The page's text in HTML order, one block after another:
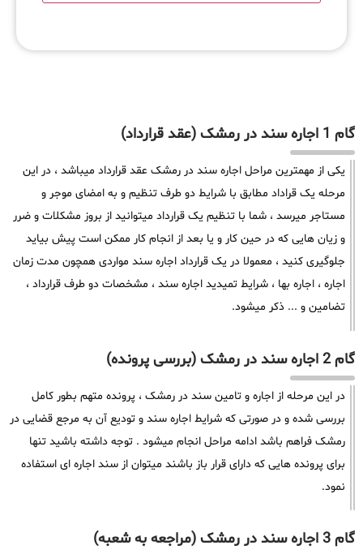
گام 1 اجاره سند در رمشک (عقد قرارداد)
یکی از مهمترین مراحل اجاره سند در رمشک عقد قرارداد میباشد ، در این
مرحله یک قراداد مطابق با شرایط دو طرف تنظیم و به امضای موجر و
مستاجر میرسد ، شما با تنظیم یک قرارداد میتوانید از بروز مشکلات و ضرر
و زیان هایی که در حین کار و یا بعد از انجام کار ممکن است پیش بیاید
جلوگیری کنید ، معمولا در یک قرارداد اجاره سند مواردی همچون مدت زمان
اجاره ، اجاره بها ، شرایط تمیدید اجاره سند ، مشخصات دو طرف قرارداد ،
تضامین و ... ذکر میشود.
گام 2 اجاره سند در رمشک (بررسی پرونده)
در این مرحله از اجاره و تامین سند در رمشک ، پرونده متهم بطور کامل
بررسی شده و در صورتی که شرایط اجاره سند و تودیع آن به مرجع قضایی در
رمشک فراهم باشد ادامه مراحل انجام میشود . توجه داشته باشید تنها
برای پرونده هایی که دارای قرار باز باشند میتوان از سند اجاره ای استفاده
نمود.
گام 3 اجاره سند در رمشک (مراجعه به شعبه)